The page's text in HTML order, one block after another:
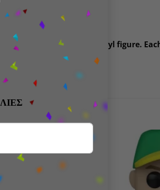
series comes this vinyl figure.